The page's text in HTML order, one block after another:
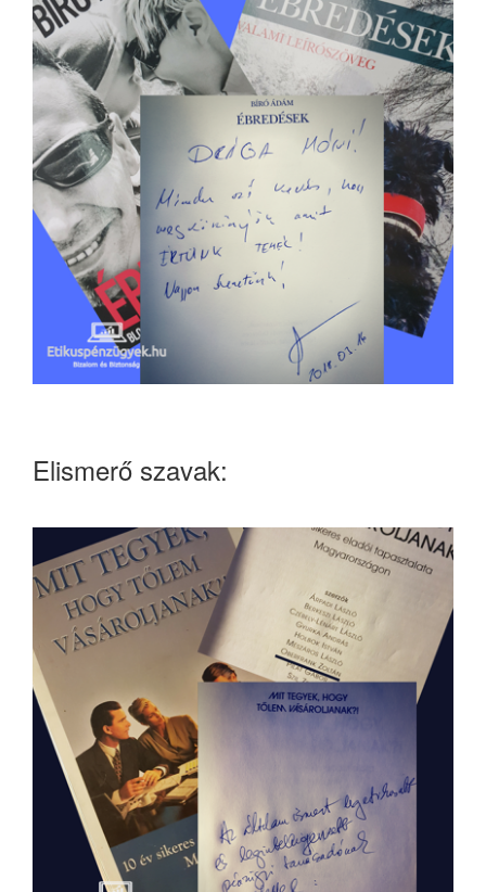
Elismerő szavak: